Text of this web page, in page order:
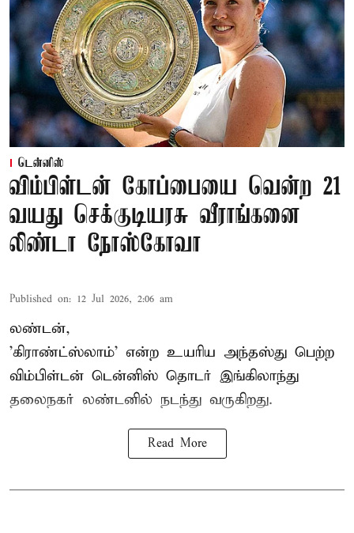
டென்னிஸ்
விம்பிள்டன் கோப்பையை வென்ற 21
வயது செக்குடியரசு வீராங்கனை
லிண்டா நோஸ்கோவா
Published on: 12 Jul 2026, 2:06 am
லண்டன்,
'கிராண்ட்ஸ்லாம்' என்ற உயரிய அந்தஸ்து பெற்ற
விம்பிள்டன் டென்னிஸ் தொடர் இங்கிலாந்து
தலைநகர் லண்டனில் நடந்து வருகிறது.
Read More